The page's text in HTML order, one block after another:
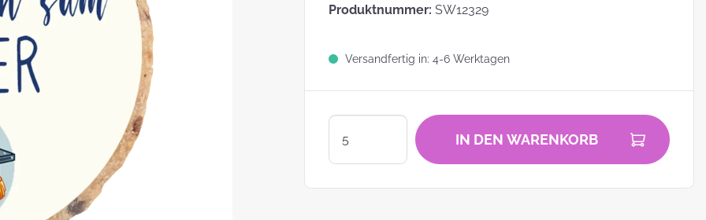
Sind Plätzchen
Leckere Werbegeschenke zu
KEKSTeig zum
Produktnummer: SW12329
Versandfertig in: 4-6 Werktagen
IN DEN WARENKORB